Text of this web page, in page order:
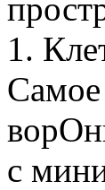
1.
Самое
с